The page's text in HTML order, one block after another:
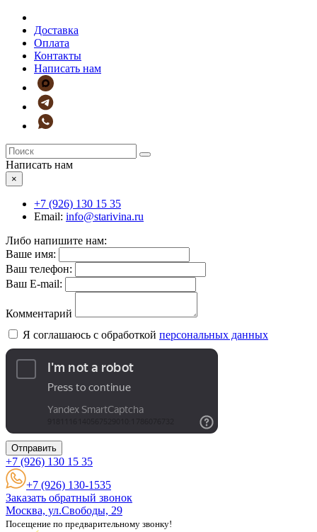
Доставка
Оплата
Контакты
Написать нам
Написать нам
×
+7 (926) 130 15 35
Email: info@starivina.ru
Либо напишите нам:
Ваше имя:
Ваш телефон:
Ваш E-mail:
Комментарий
Я соглашаюсь с обработкой персональных данных
Отправить
+7 (926) 130 15 35
+7 (926) 130-1535
Заказать обратный звонок
Москва, ул.Свободы, 29
Посещение по предварительному звонку!